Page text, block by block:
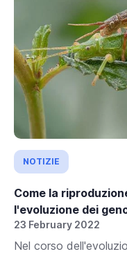
NOTIZIE
Come la
l'evoluzione dei
23 February 2022
Nel corso